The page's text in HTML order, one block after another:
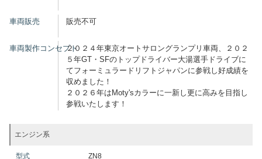
車両販売 販売不可
車両製作コンセプト２０２４年東京オートサロングランプリ車両、２０２
５年GT・SFのトップドライバー大湯選手ドライブに
てフォーミュラードリフトジャパンに参戦し好成績を
収めました！
２０２６年はMoty'sカラーに一新し更に高みを目指し
参戦いたします！
エンジン系
型式 ZN8